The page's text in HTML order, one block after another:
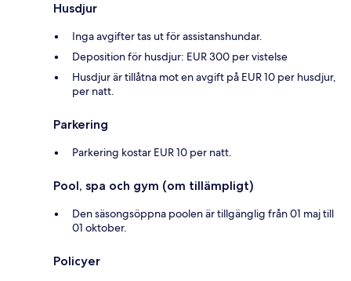
Husdjur
Inga avgifter tas ut för assistanshundar.
Deposition för husdjur: EUR 300 per vistelse
Husdjur är tillåtna mot en avgift på EUR 10 per husdjur,
per natt.
Parkering
Parkering kostar EUR 10 per natt.
Pool, spa och gym (om tillämpligt)
Den säsongsöppna poolen är tillgänglig från 01 maj till
01 oktober.
Policyer